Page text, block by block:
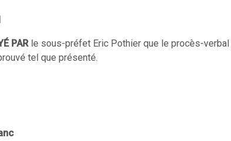
PAR le sous-préfet Eric Pothier que le procès-verbal
tel que présenté.